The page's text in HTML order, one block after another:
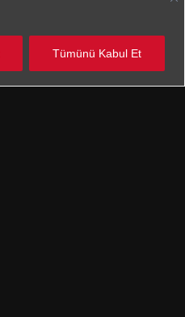
Tümünü Kabul Et